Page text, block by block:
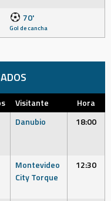
70'
Gol de cancha
Visitante
Hora
Danubio 18:00
Montevideo
City Torque
12:30